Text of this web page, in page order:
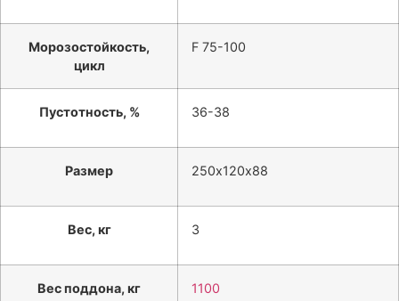
Морозостойкость,
цикл
F 75-100
Пустотность, % 36-38
Размер 250х120х88
Вес, кг 3
Вес поддона, кг 1100